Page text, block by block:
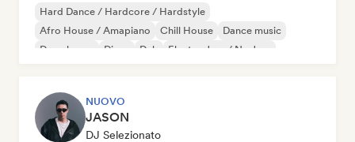
Hard Dance / Hardcore / Hardstyle
Afro House / Amapiano
Chill House
Dance music
Deep house
Disco Dub Electro Jazz / Nu Jazz
NUOVO
JASON
DJ Selezionato